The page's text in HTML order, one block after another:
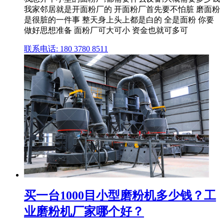
我家邻居就是开面粉厂的 开面粉厂首先要不怕脏 磨面粉
是很脏的一件事 整天身上头上都是白的 全是面粉 你要
做好思想准备 面粉厂可大可小 资金也就可多可
联系电话: 180 3780 8511
买一台1000目小型磨粉机多少钱？工
业磨粉机厂家哪个好？